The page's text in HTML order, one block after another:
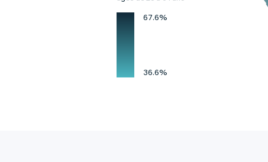
67.6%
36.6%